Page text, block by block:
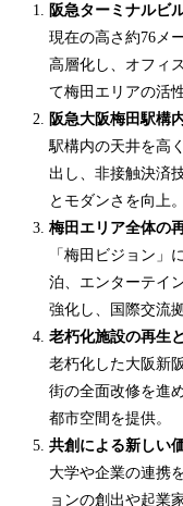
阪急ターミナルビ
現在の高さ約76メ
高層化し、オフィ
て梅田エリアの活
阪急大阪梅田駅構
駅構内の天井を高
出し、非接触決済
とモダンさを向上。
梅田エリア全体の
「梅田ビジョン」
泊、エンターテイ
強化し、国際交流
老朽化施設の再生
老朽化した大阪新
街の全面改修を進
都市空間を提供。
共創による新しい
大学や企業の連携
ョンの創出や起業